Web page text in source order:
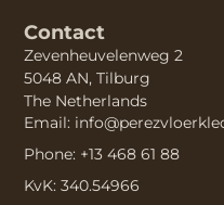
Contact
Zevenheuvelenweg 2
5048 AN, Tilburg
The Netherlands
Email:
Phone: +13 468 61 88
KvK: 340.54966